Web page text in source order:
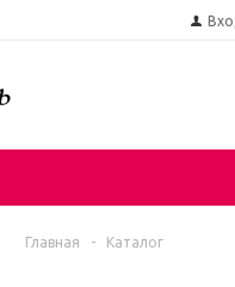
Главная - Каталог